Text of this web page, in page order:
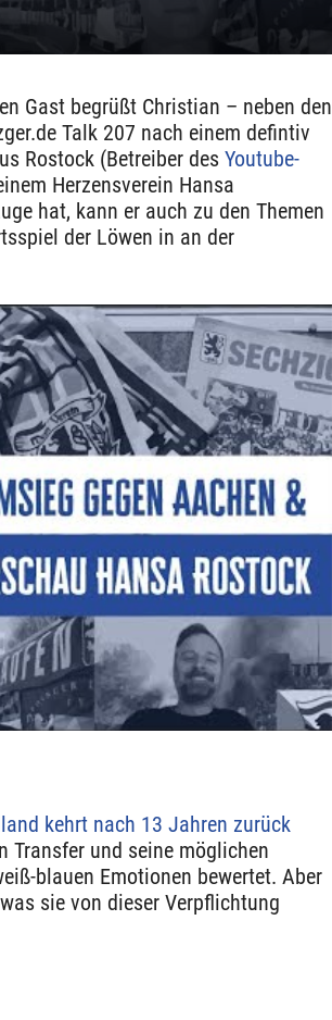
Gast begrüßt Christian – neben den
Talk 207 nach einem defintiv
Rostock (Betreiber des Youtube-
Herzensverein Hansa
hat, kann er auch zu den Themen
der Löwen in an der
kehrt nach 13 Jahren zurück
Transfer und seine möglichen
blauen Emotionen bewertet. Aber
sie von dieser Verpflichtung